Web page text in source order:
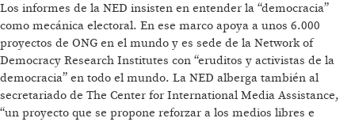
Los informes de la NED insisten en entender la “democracia”
como mecánica electoral. En ese marco apoya a unos 6.000
proyectos de ONG en el mundo y es sede de la Network of
Democracy Research Institutes con “eruditos y activistas de la
democracia” en todo el mundo. La NED alberga también al
secretariado de The Center for International Media Assistance,
“un proyecto que se propone reforzar a los medios libres e